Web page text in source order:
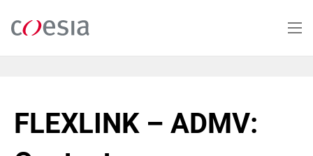
contenuto
FLEXLINK – ADMV: